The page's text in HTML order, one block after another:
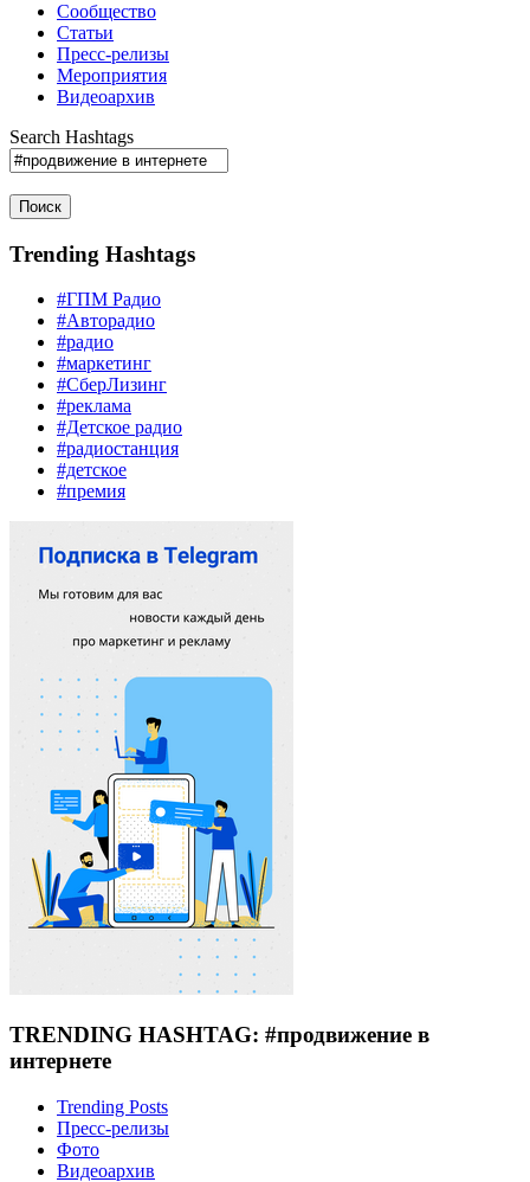
Сообщество
Статьи
Пресс-релизы
Мероприятия
Видеоархив
Search Hashtags
Поиск
Trending Hashtags
#ГПМ Радио
#Авторадио
#радио
#маркетинг
#СберЛизинг
#реклама
#Детское радио
#радиостанция
#детское
#премия
TRENDING HASHTAG: #продвижение в
интернете
Trending Posts
Пресс-релизы
Фото
Видеоархив